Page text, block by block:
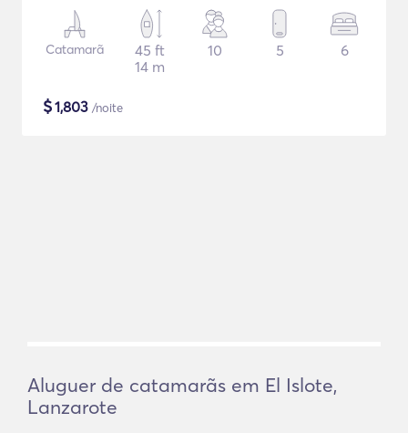
Catamarã
45 ft
14 m
10 5 6
$1,803 /noite
Aluguer de catamarãs em El Islote,
Lanzarote